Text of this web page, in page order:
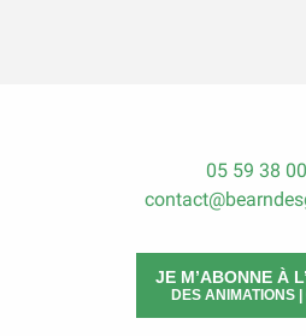
05 59 38
JE M’ABONNE À
DES ANIMATIONS |